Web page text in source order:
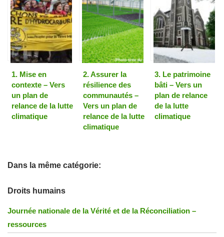
1. Mise en
contexte – Vers
un plan de
relance de la lutte
climatique
2. Assurer la
résilience des
communautés –
Vers un plan de
relance de la lutte
climatique
3. Le patrimoine
bâti – Vers un
plan de relance
de la lutte
climatique
Dans la même catégorie:
Droits humains
Journée nationale de la Vérité et de la Réconciliation –
ressources